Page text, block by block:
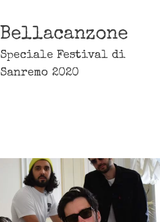
Bellacanzone
Speciale Festival di
Sanremo 2020